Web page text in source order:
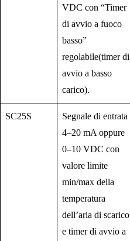
VDC con “Timer
di avvio a fuoco
basso”
regolabile(timer di
avvio a basso
carico).
SC25S
Segnale di entrata
4–20 mA oppure
0–10 VDC con
valore limite
min/max della
temperatura
dell’aria di scarico
e timer di avvio a